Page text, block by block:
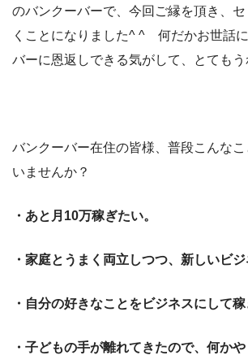
のバンクーバーで、今回ご縁を頂き、
くことになりました^ ^ 何だかお世話
バーに恩返しできる気がして、とても
バンクーバー在住の皆様、普段こんな
いませんか？
・あと月10万稼ぎたい。
・家庭とうまく両立しつつ、新しいビジ
・自分の好きなことをビジネスにして稼
・子どもの手が離れてきたので、何かや